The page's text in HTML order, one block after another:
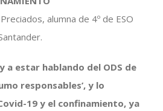
alumna de 4º de ESO
a estar hablando del ODS de
responsables’, y lo
19 y el confinamiento, ya